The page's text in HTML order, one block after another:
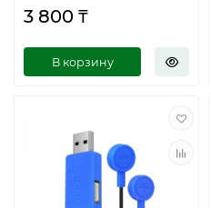
3 800 ₸
В корзину